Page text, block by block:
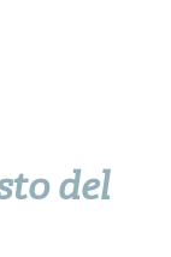
del